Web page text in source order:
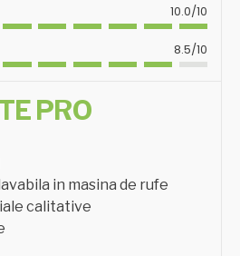
10.0/10
8.5/10
PRO
in masina de rufe
calitative